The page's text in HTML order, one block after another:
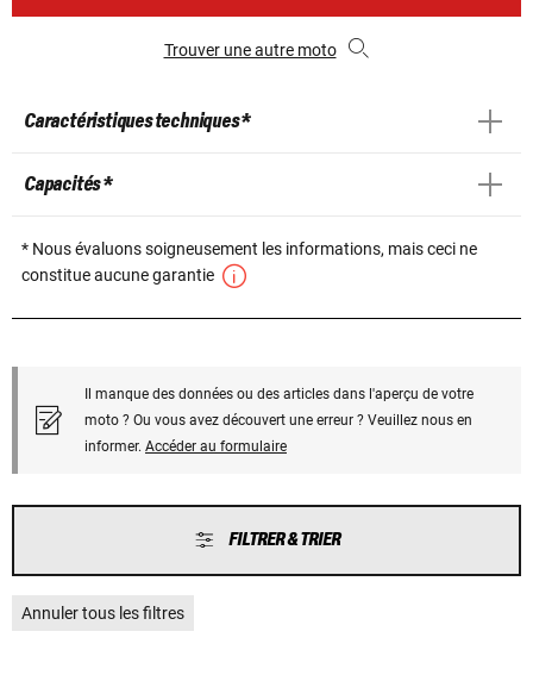
Trouver une autre moto
Caractéristiques techniques *
Capacités *
* Nous évaluons soigneusement les informations, mais ceci ne
constitue aucune garantie
Il manque des données ou des articles dans l'aperçu de votre
moto ? Ou vous avez découvert une erreur ? Veuillez nous en
informer. Accéder au formulaire
FILTRER & TRIER
Annuler tous les filtres